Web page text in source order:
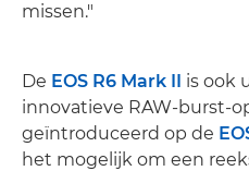
missen."
De EOS R6 Mark II is ook
innovatieve RAW-burst-
geïntroduceerd op de
het mogelijk om een